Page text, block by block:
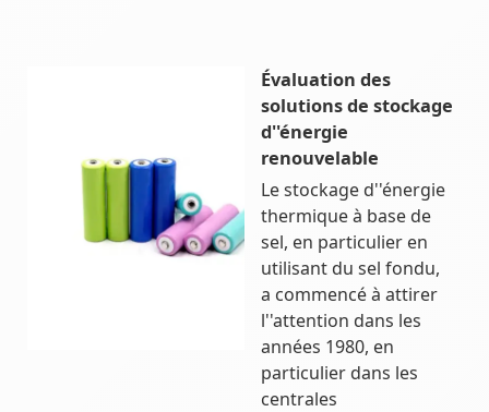
Évaluation des
solutions de stockage
d''énergie
renouvelable
Le stockage d''énergie
thermique à base de
sel, en particulier en
utilisant du sel fondu,
a commencé à attirer
l''attention dans les
années 1980, en
particulier dans les
centrales